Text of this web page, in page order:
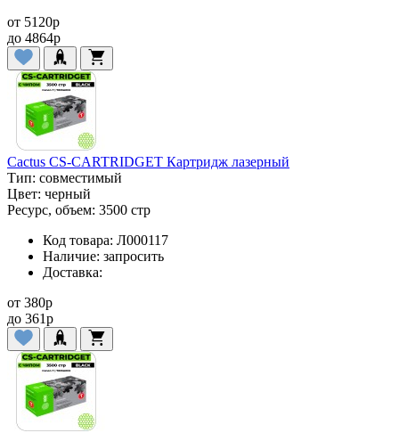
от 5120p
до 4864p
Cactus CS-CARTRIDGET Картридж лазерный
Тип: совместимый
Цвет: черный
Ресурс, объем: 3500 стр
Код товара: Л000117
Наличие: запросить
Доставка:
от 380p
до 361p